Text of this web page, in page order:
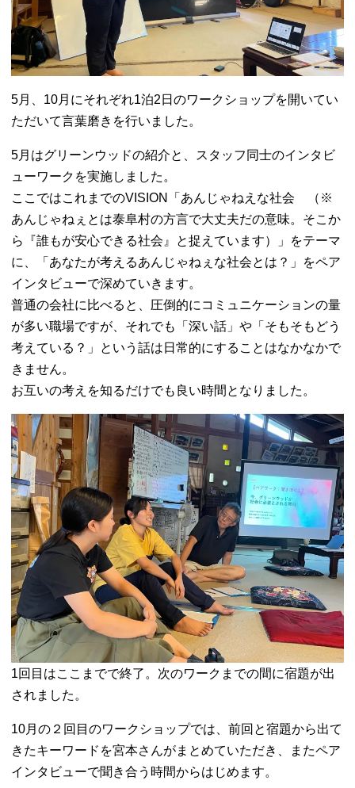
5月、10月にそれぞれ1泊2日のワークショップを開いてい
ただいて言葉磨きを行いました。
5月はグリーンウッドの紹介と、スタッフ同士のインタビ
ューワークを実施しました。
ここではこれまでのVISION「あんじゃねえな社会 （※
あんじゃねぇとは泰阜村の方言で大丈夫だの意味。そこか
ら『誰もが安心できる社会』と捉えています）」をテーマ
に、「あなたが考えるあんじゃねぇな社会とは？」をペア
インタビューで深めていきます。
普通の会社に比べると、圧倒的にコミュニケーションの量
が多い職場ですが、それでも「深い話」や「そもそもどう
考えている？」という話は日常的にすることはなかなかで
きません。
お互いの考えを知るだけでも良い時間となりました。
1回目はここまでで終了。次のワークまでの間に宿題が出
されました。
10月の２回目のワークショップでは、前回と宿題から出て
きたキーワードを宮本さんがまとめていただき、またペア
インタビューで聞き合う時間からはじめます。